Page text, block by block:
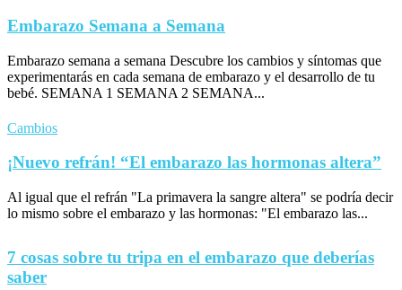
Embarazo Semana a Semana
Embarazo semana a semana Descubre los cambios y síntomas que
experimentarás en cada semana de embarazo y el desarrollo de tu
bebé. SEMANA 1 SEMANA 2 SEMANA...
Cambios
¡Nuevo refrán! “El embarazo las hormonas altera”
Al igual que el refrán "La primavera la sangre altera" se podría decir
lo mismo sobre el embarazo y las hormonas: "El embarazo las...
7 cosas sobre tu tripa en el embarazo que deberías
saber